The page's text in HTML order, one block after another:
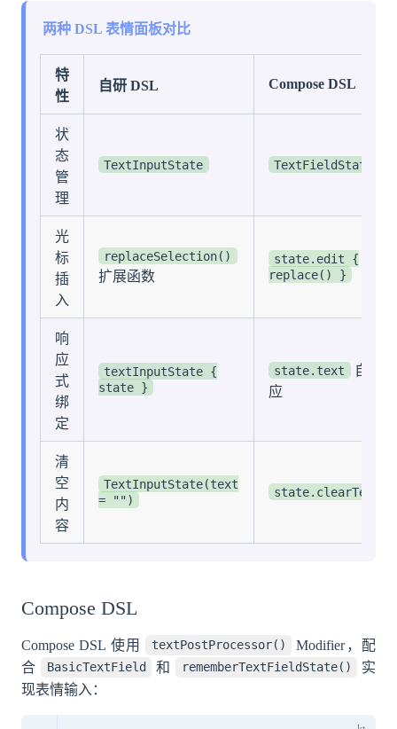
两种 DSL 表情面板对比
特
性
自研 DSL Compose DSL
状
态
管
理
TextInputState TextFieldState
光
标
插
入
replaceSelection()
扩展函数
state.edit {
replace() }
响
应
式
绑
定
textInputState {
state }
state.text
自动响
应
清
空
内
容
TextInputState(text
= "")
state.clearText()
Compose DSL
Compose DSL 使用 textPostProcessor()
Modifier，配
合
BasicTextField 和 rememberTextFieldState()
实
现表情输入：